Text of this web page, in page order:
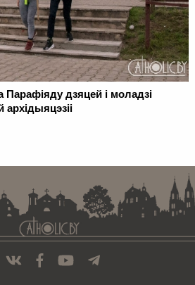
Парафіяду дзяцей і моладзі
архідыяцэзіі